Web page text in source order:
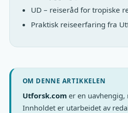
UD – reiseråd for tropiske
Praktisk reiseerfaring fra
OM DENNE ARTIKKELEN
Utforsk.comer en uavhengig,
Innholdet er utarbeidet av